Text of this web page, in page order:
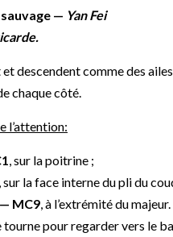
sauvage — Yan Fei
descendent comme des
chaque côté.
l’attention:
, sur la poitrine ;
, sur la face interne du pli du
MC9, à l’extrémité du majeur.
tourne pour regarder vers le